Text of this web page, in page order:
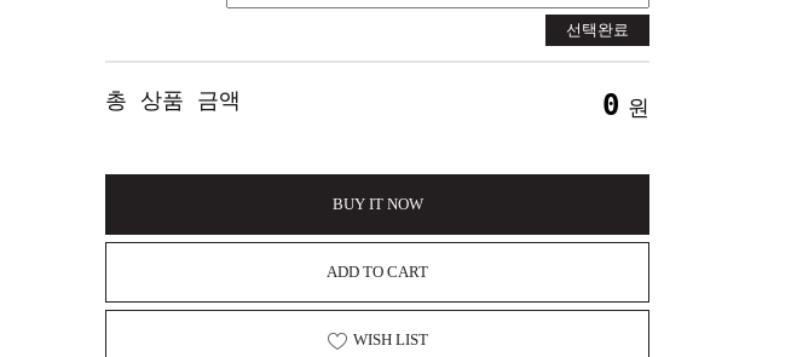
선택완료
총 상품 금액 0 원
BUY IT NOW
ADD TO CART
WISH LIST